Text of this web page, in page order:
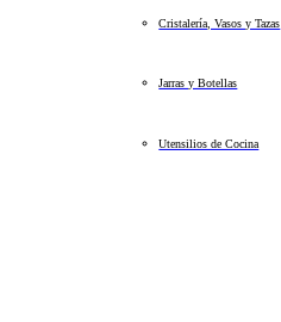
Cristalería, Vasos y Tazas
Jarras y Botellas
Utensilios de Cocina